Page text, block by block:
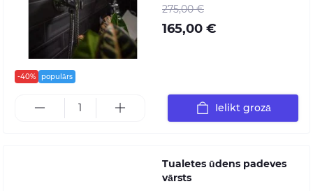
-40% populārs
275,00 €
165,00 €
Ielikt grozā
Tualetes ūdens padeves
vārsts